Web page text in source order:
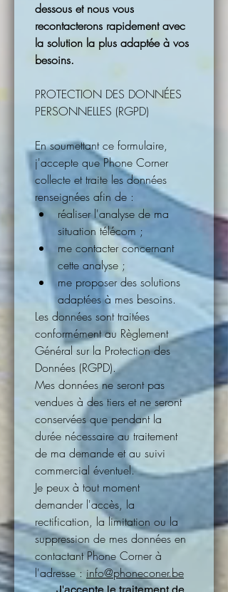
dessous et nous vous
recontacterons rapidement avec
la solution la plus adaptée à vos
besoins.
PROTECTION DES DONNÉES
PERSONNELLES (RGPD)
En soumettant ce formulaire,
j'accepte que Phone Corner
collecte et traite les données
renseignées afin de :
réaliser l'analyse de ma
situation télécom ;
me contacter concernant
cette analyse ;
me proposer des solutions
adaptées à mes besoins.
Les données sont traitées
conformément au Règlement
Général sur la Protection des
Données (RGPD).
Mes données ne seront pas
vendues à des tiers et ne seront
conservées que pendant la
durée nécessaire au traitement
de ma demande et au suivi
commercial éventuel.
Je peux à tout moment
demander l'accès, la
rectification, la limitation ou la
suppression de mes données en
contactant Phone Corner à
l'adresse : info@phoneconer.be